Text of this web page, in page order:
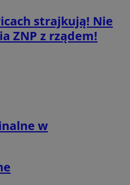
strajkują! Nie
ZNP z rządem!
w